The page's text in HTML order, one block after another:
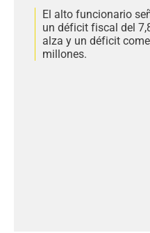
El alto funcionario
un déficit fiscal del
alza y un déficit
millones.